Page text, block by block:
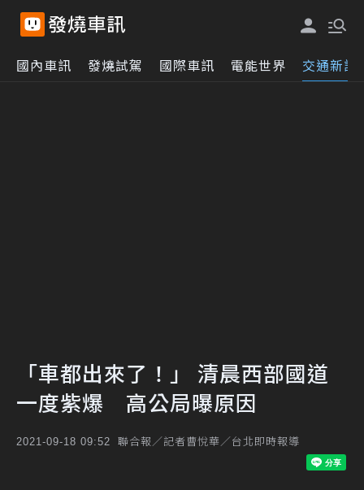
國內車訊 發燒試駕 國際車訊 電能世界 交通新訊
「車都出來了！」 清晨西部國道
一度紫爆 高公局曝原因
2021-09-18 09:52 聯合報／記者曹悅華／台北即時報導